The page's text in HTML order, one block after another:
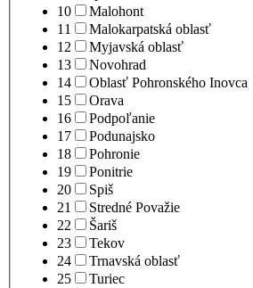
10
Malohont
11
Malokarpatská oblasť
12
Myjavská oblasť
13
Novohrad
14
Oblasť Pohronského Inovca
15
Orava
16
Podpoľanie
17
Podunajsko
18
Pohronie
19
Ponitrie
20
Spiš
21
Stredné Považie
22
Šariš
23
Tekov
24
Trnavská oblasť
25
Turiec